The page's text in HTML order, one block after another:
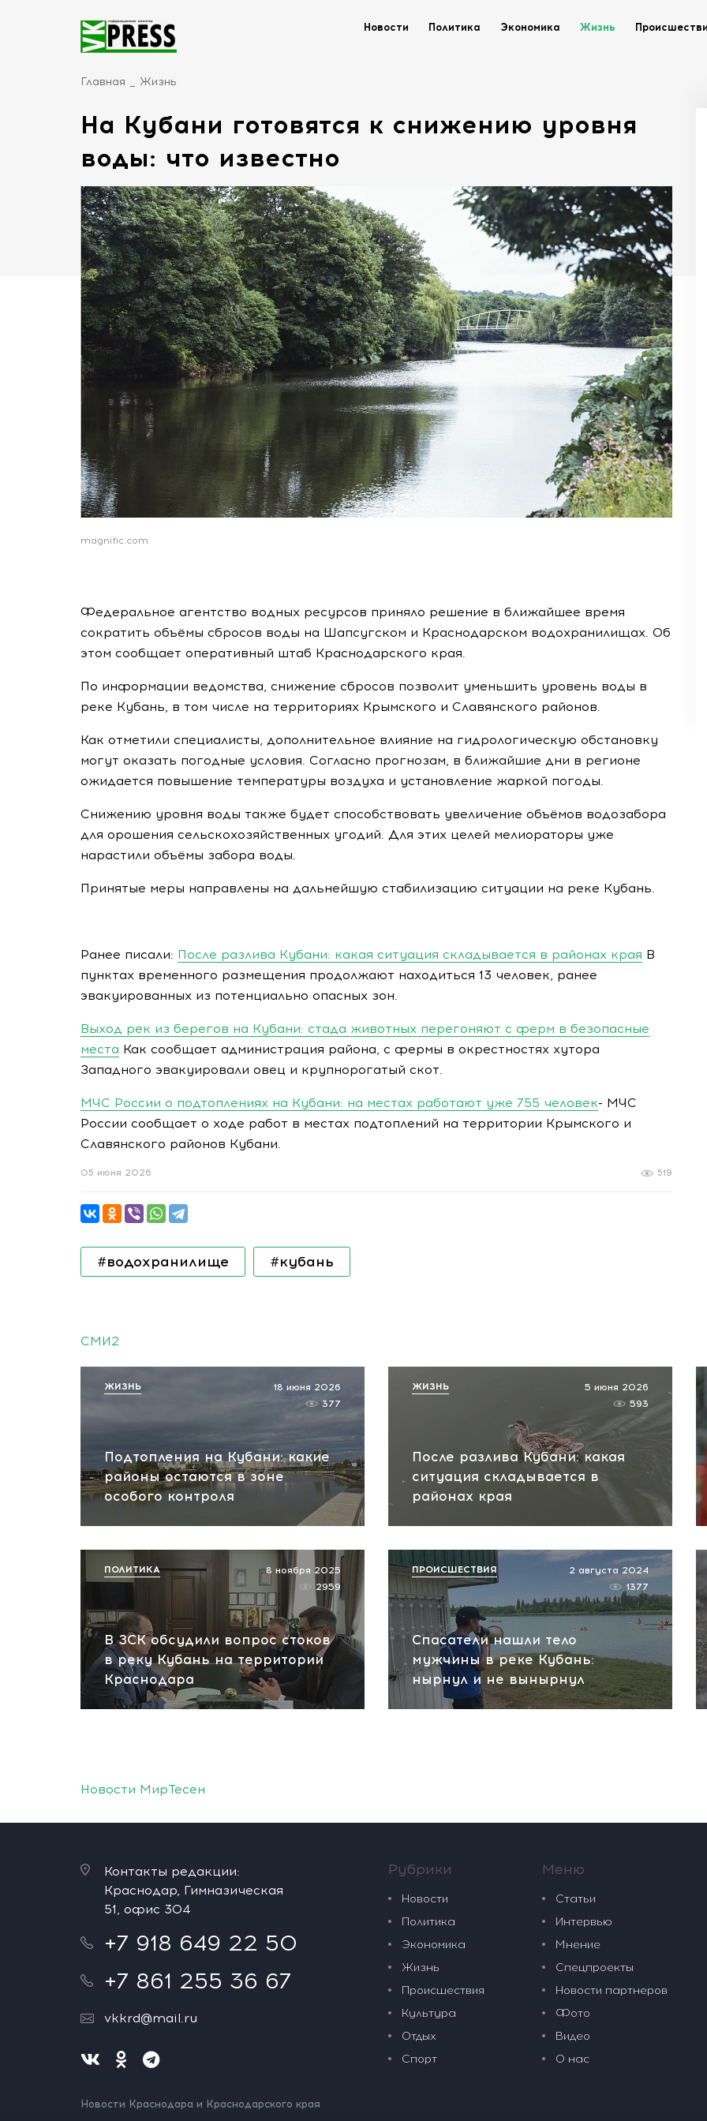
Новости Политика Экономика Жизнь
Главная Жизнь
На Кубани готовятся к снижению уровня
воды: что известно
magnific.com
Федеральное агентство водных ресурсов приняло решение в ближайшее время
сократить объёмы сбросов воды на Шапсугском и Краснодарском водохранилищах. Об
этом сообщает оперативный штаб Краснодарского края.
По информации ведомства, снижение сбросов позволит уменьшить уровень воды в
реке Кубань, в том числе на территориях Крымского и Славянского районов.
Как отметили специалисты, дополнительное влияние на гидрологическую обстановку
могут оказать погодные условия. Согласно прогнозам, в ближайшие дни в регионе
ожидается повышение температуры воздуха и установление жаркой погоды.
Снижению уровня воды также будет способствовать увеличение объёмов водозабора
для орошения сельскохозяйственных угодий. Для этих целей мелиораторы уже
нарастили объёмы забора воды.
Принятые меры направлены на дальнейшую стабилизацию ситуации на реке Кубань.
Ранее писали: После разлива Кубани: какая ситуация складывается в районах края В
пунктах временного размещения продолжают находиться 13 человек, ранее
эвакуированных из потенциально опасных зон.
Выход рек из берегов на Кубани: стада животных перегоняют с ферм в безопасные
места Как сообщает администрация района, с фермы в окрестностях хутора
Западного эвакуировали овец и крупнорогатый скот.
МЧС России о подтоплениях на Кубани: на местах работают уже 755 человек- МЧС
России сообщает о ходе работ в местах подтоплений на территории Крымского и
Славянского районов Кубани.
519
05 июня 2026
#водохранилище #кубань
СМИ2
Подтопления на Кубани: какие
районы остаются в зоне
особого контроля
18 июня 2026
377
ЖИЗНЬ
После разлива Кубани: какая
ситуация складывается в
районах края
5 июня 2026
593
ЖИЗНЬ
В ЗСК обсудили вопрос стоков
в реку Кубань на территории
Краснодара
8 ноября 2025
2959
ПОЛИТИКА
Спасатели нашли тело
мужчины в реке Кубань:
нырнул и не вынырнул
2 августа 2024
1377
ПРОИСШЕСТВИЯ
Новости МирТесен
Контакты редакции:
Краснодар, Гимназическая
51, офис 304
+7 918 649 22 50
+7 861 255 36 67
vkkrd@mail.ru
Новости Краснодара и Краснодарского края
Рубрики
Новости
Политика
Экономика
Жизнь
Происшествия
Культура
Отдых
Спорт
Меню
Статьи
Интервью
Мнение
Спецпроекты
Новости партнеров
Фото
Видео
О нас